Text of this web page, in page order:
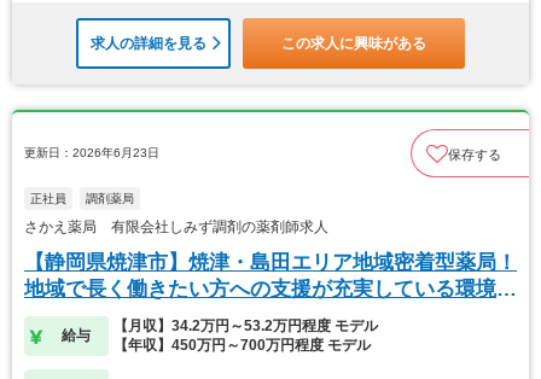
求人の詳細を見る この求人に興味がある
更新日：2026年6月23日 保存する
正社員 調剤薬局
さかえ薬局 有限会社しみず調剤の薬剤師求人
【静岡県焼津市】焼津・島田エリア地域密着型薬局！
地域で長く働きたい方への支援が充実している環境で
す。
給与
【月収】34.2万円～53.2万円程度 モデル
【年収】450万円～700万円程度 モデル